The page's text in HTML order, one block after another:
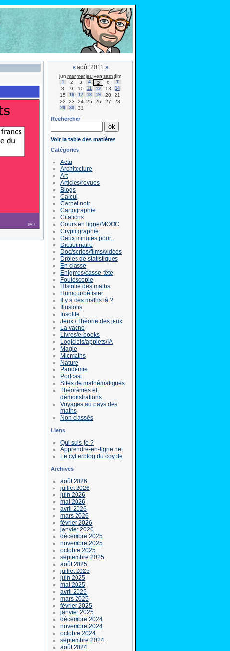
« août 2011 »
lun marmerjeu ven samdim
1 2 3 4 5 6 7
8 9 10 11 12 13 14
15 16 17 18 19 20
21
22
23 24 25 26 27 28
29 30 31
Rechercher
Voir la table des matières
Catégories
Actu
Architecture
Art
Articles/revues
Blogs
Calcul
Carnet noir
Cartographie
Citations
Cours en ligne/MOOC
Cryptographie
Deux minutes pour...
Dictionnaire
Doc/séries/films/vidéos
Drôles de statistiques
En classe
Enigmes/casse-tête
Fouloscopie
Histoire des maths
Humour/bêtisier
Il y a des maths là ?
Illusions
Insolite
Jeux / Théorie des jeux
La vache
Livres/e-books
Logiciels/applets/IA
Magie
Micmaths
Nature
Pandémie
Podcast
Sites de mathématiques
Théorèmes et
démonstrations
Voyages au pays des
maths
Non classés
Liens
Qui suis-je ?
Apprendre-en-ligne.net
Le cyberblog du coyote
Archives
août 2026
juillet 2026
juin 2026
mai 2026
avril 2026
mars 2026
février 2026
janvier 2026
décembre 2025
novembre 2025
octobre 2025
septembre 2025
août 2025
juillet 2025
juin 2025
mai 2025
avril 2025
mars 2025
février 2025
janvier 2025
décembre 2024
novembre 2024
octobre 2024
septembre 2024
août 2024